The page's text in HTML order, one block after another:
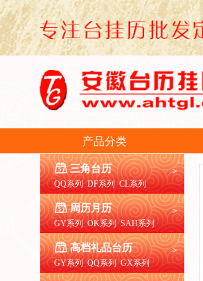
产品分类
三角台历
QQ系列 DF系列 CL系列
>
周历月历
GY系列 OK系列 SAH系列
>
高档礼品台历
GY系列 QQ系列 GX系列
>